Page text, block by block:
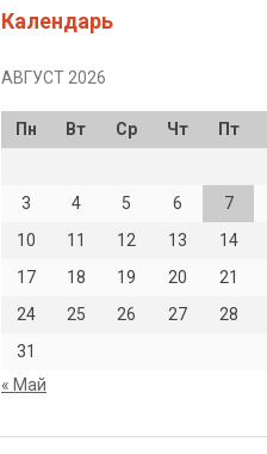
Календарь
АВГУСТ 2026
Пн Вт Ср Чт Пт
3
4 5 6 7
10
11 12 13 14
17
18 19 20 21
24
25 26 27 28
31
« Май